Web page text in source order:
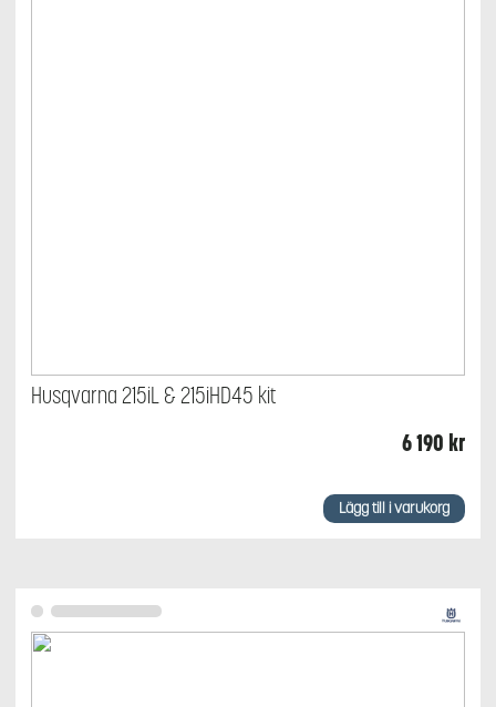
Husqvarna 215iL & 215iHD45 kit
6 190 kr
Lägg till i varukorg